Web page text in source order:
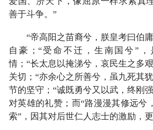
善于斗争。”
“帝高阳之苗裔兮，朕皇考曰伯
自豪；“受命不迁，生南国兮”
情；“长太息以掩涕兮，哀民生之多
关切；“亦余心之所善兮，虽九死其
节的坚守；“诚既勇兮又以武，终刚
对英雄的礼赞；而“路漫漫其修远兮
索”，因其对后世仁人志士的激励，更